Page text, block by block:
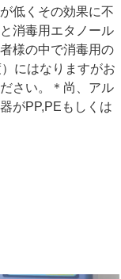
低くその効果に不
消毒用エタノール
様の中で消毒用の
にはなりますがお
さい。＊尚、アル
がPP,PEもしくは